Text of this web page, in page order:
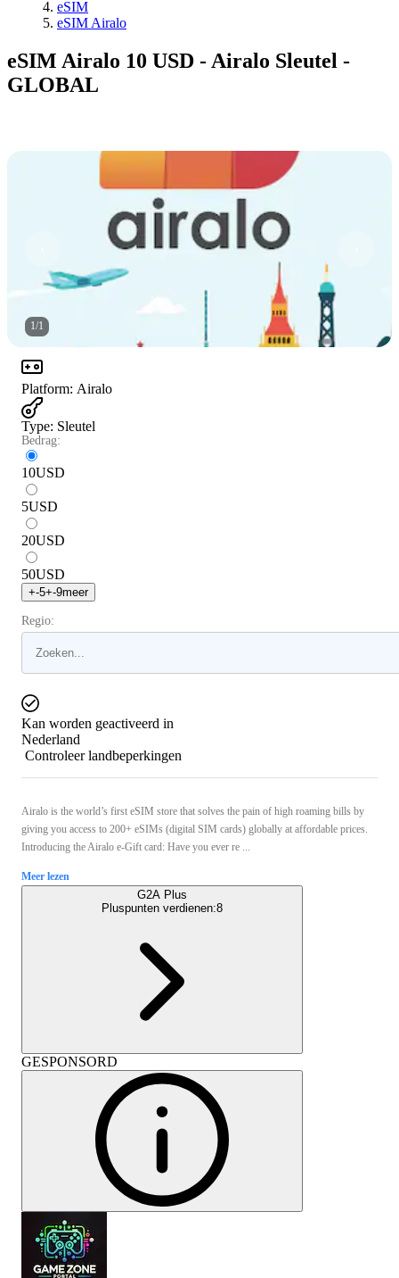
eSIM
eSIM Airalo
eSIM Airalo 10 USD - Airalo Sleutel -
GLOBAL
1/1
Platform: Airalo
Type: Sleutel
Bedrag:
10USD
5USD
20USD
50USD
+-5+-9meer
Regio:
Kan worden geactiveerd in
Nederland
Controleer landbeperkingen
Airalo is the world’s first eSIM store that solves the pain of high roaming bills by
giving you access to 200+ eSIMs (digital SIM cards) globally at affordable prices.
Introducing the Airalo e-Gift card: Have you ever re ...
Meer lezen
G2A Plus
Pluspunten verdienen:8
GESPONSORD